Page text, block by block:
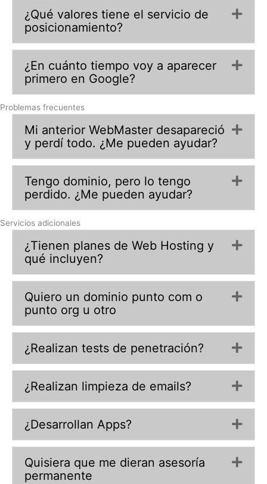
¿Qué valores tiene el servicio de
posicionamiento?
¿En cuánto tiempo voy a aparecer
primero en Google?
Problemas frecuentes
Mi anterior WebMaster desapareció
y perdí todo. ¿Me pueden ayudar?
Tengo dominio, pero lo tengo
perdido. ¿Me pueden ayudar?
Servicios adicionales
¿Tienen planes de Web Hosting y
qué incluyen?
Quiero un dominio punto com o
punto org u otro
¿Realizan tests de penetración?
¿Realizan limpieza de emails?
¿Desarrollan Apps?
Quisiera que me dieran asesoría
permanente